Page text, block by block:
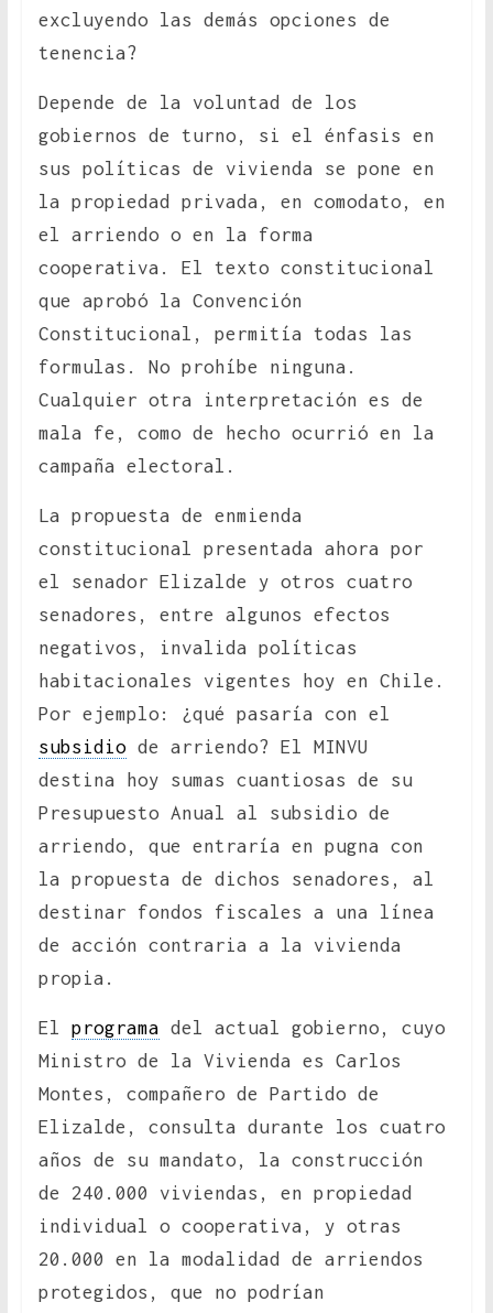
excluyendo las demás opciones de
tenencia?
Depende de la voluntad de los
gobiernos de turno, si el énfasis en
sus políticas de vivienda se pone en
la propiedad privada, en comodato, en
el arriendo o en la forma
cooperativa. El texto constitucional
que aprobó la Convención
Constitucional, permitía todas las
formulas. No prohíbe ninguna.
Cualquier otra interpretación es de
mala fe, como de hecho ocurrió en la
campaña electoral.
La propuesta de enmienda
constitucional presentada ahora por
el senador Elizalde y otros cuatro
senadores, entre algunos efectos
negativos, invalida políticas
habitacionales vigentes hoy en Chile.
Por ejemplo: ¿qué pasaría con el
subsidiode arriendo? El MINVU
destina hoy sumas cuantiosas de su
Presupuesto Anual al subsidio de
arriendo, que entraría en pugna con
la propuesta de dichos senadores, al
destinar fondos fiscales a una línea
de acción contraria a la vivienda
propia.
El programa del actual gobierno, cuyo
Ministro de la Vivienda es Carlos
Montes, compañero de Partido de
Elizalde, consulta durante los cuatro
años de su mandato, la construcción
de 240.000 viviendas, en propiedad
individual o cooperativa, y otras
20.000 en la modalidad de arriendos
protegidos, que no podrían